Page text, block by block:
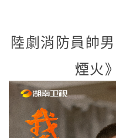
陸劇消防員帥
煙火